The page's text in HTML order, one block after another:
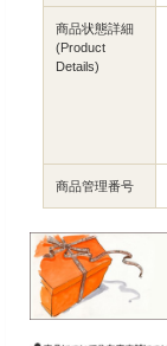
商品状態詳細
(Product
Details)
商品管理番号